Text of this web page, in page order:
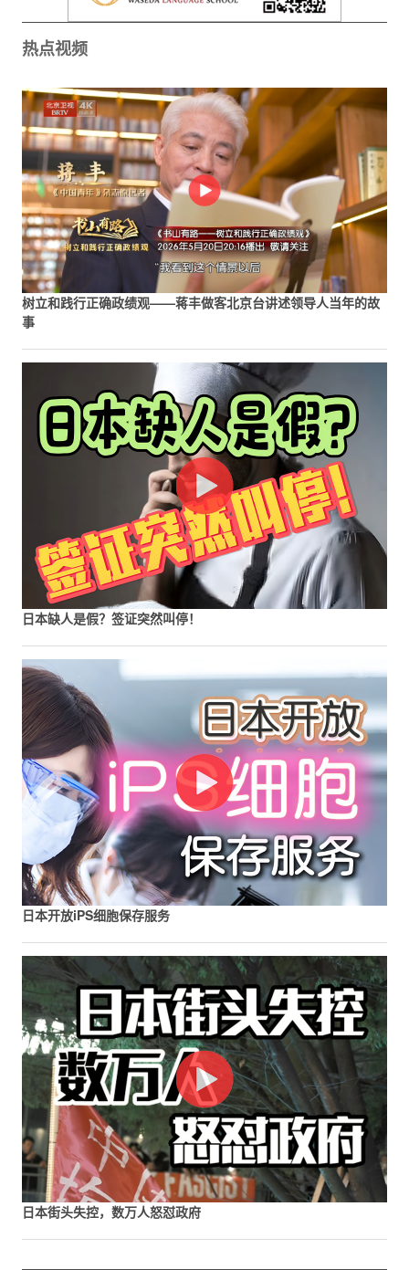
热点视频
树立和践行正确政绩观——蒋丰做客北京台讲述领导人当年的故
事
日本缺人是假？签证突然叫停！
日本开放iPS细胞保存服务
日本街头失控，数万人怒怼政府